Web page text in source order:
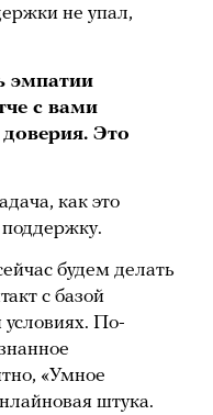
не упал,
эмпатии
с вами
Это
как это
поддержку.
будем делать
с базой
По-
«Умное
штука.